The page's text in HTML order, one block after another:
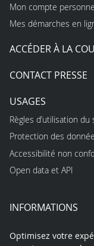
Mon compte
Mes démarches en
ACCÉDER À LA
CONTACT PRESSE
USAGES
Règles d’utilisation du
Protection des
Accessibilité non
Open data et API
INFORMATIONS
Optimisez votre